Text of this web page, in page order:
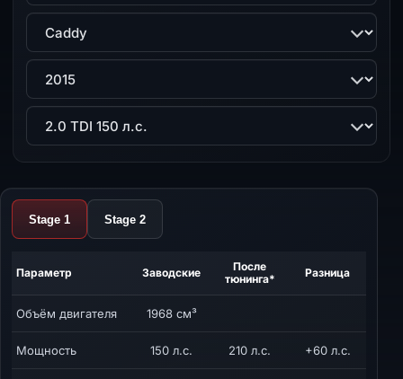
Модель
Поколение
Двигатель
Stage 1 Stage 2
Параметр Заводские
После
тюнинга*
Разница
Объём двигателя 1968 см³
Мощность 150 л.с. 210 л.с. +60 л.с.